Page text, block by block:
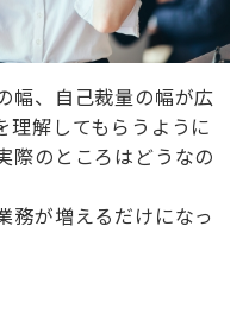
幅、自己裁量の幅が広
理解してもらうように
際のところはどうなの
務が増えるだけになっ